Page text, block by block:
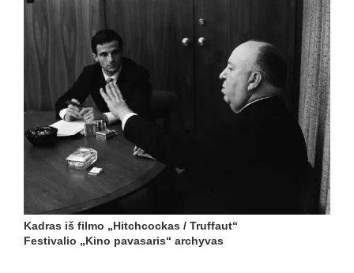
Kadras iš filmo „Hitchcockas / Truffaut“
Festivalio „Kino pavasaris“ archyvas